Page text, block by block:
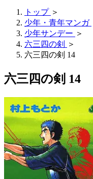
トップ ＞
少年・青年マンガ
少年サンデー ＞
六三四の剣
＞
六三四の剣 14
六三四の剣 14